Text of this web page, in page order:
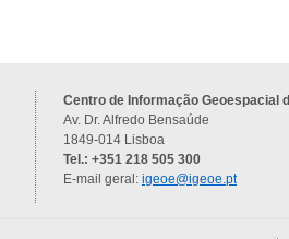
Centro de Informação Geoespacial
Av. Dr. Alfredo Bensaúde
1849-014 Lisboa
Tel.: +351 218 505 300
E-mail geral: igeoe@igeoe.pt